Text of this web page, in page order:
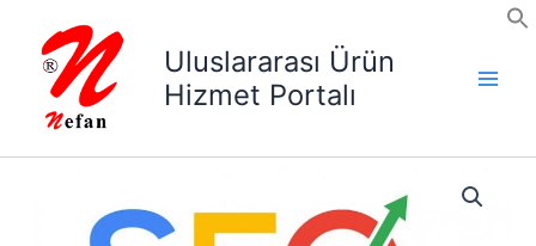
Uluslararası Ürün
Hizmet Portalı